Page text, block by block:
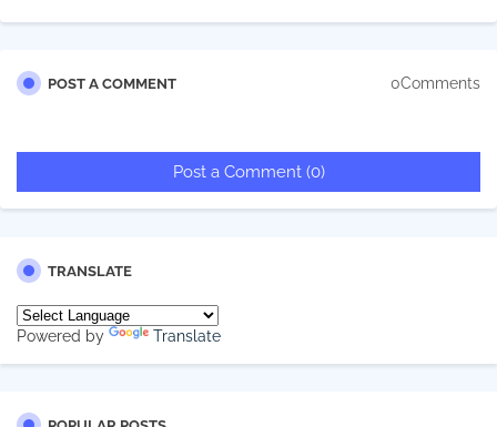
POST A COMMENT 0Comments
Post a Comment (0)
TRANSLATE
Powered by Translate